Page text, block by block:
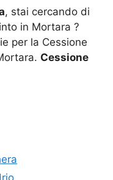
, stai cercando di
in Mortara ?
per la Cessione
Cessione